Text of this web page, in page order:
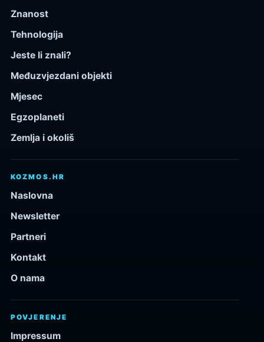
Znanost
Tehnologija
Jeste li znali?
Međuzvjezdani objekti
Mjesec
Egzoplaneti
Zemlja i okoliš
KOZMOS.HR
Naslovna
Newsletter
Partneri
Kontakt
O nama
POVJERENJE
Impressum